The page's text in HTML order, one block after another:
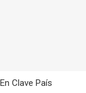
En Clave País